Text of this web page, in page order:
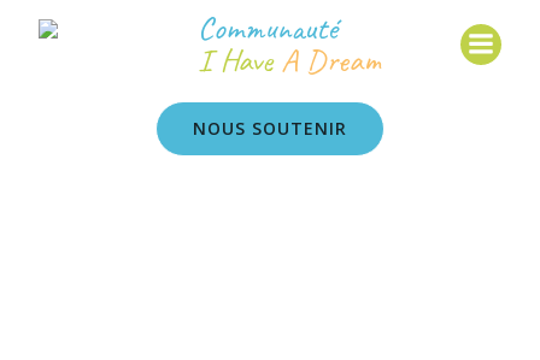
Communauté
I Have A Dream
NOUS SOUTENIR